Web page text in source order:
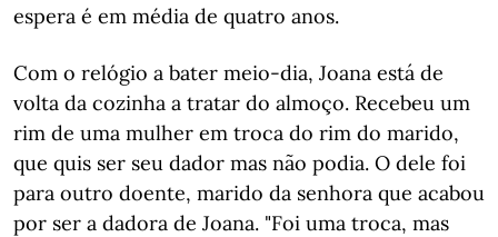
espera é em média de quatro anos.
Com o relógio a bater meio-dia, Joana está de
volta da cozinha a tratar do almoço. Recebeu um
rim de uma mulher em troca do rim do marido,
que quis ser seu dador mas não podia. O dele foi
para outro doente, marido da senhora que acabou
por ser a dadora de Joana. "Foi uma troca, mas